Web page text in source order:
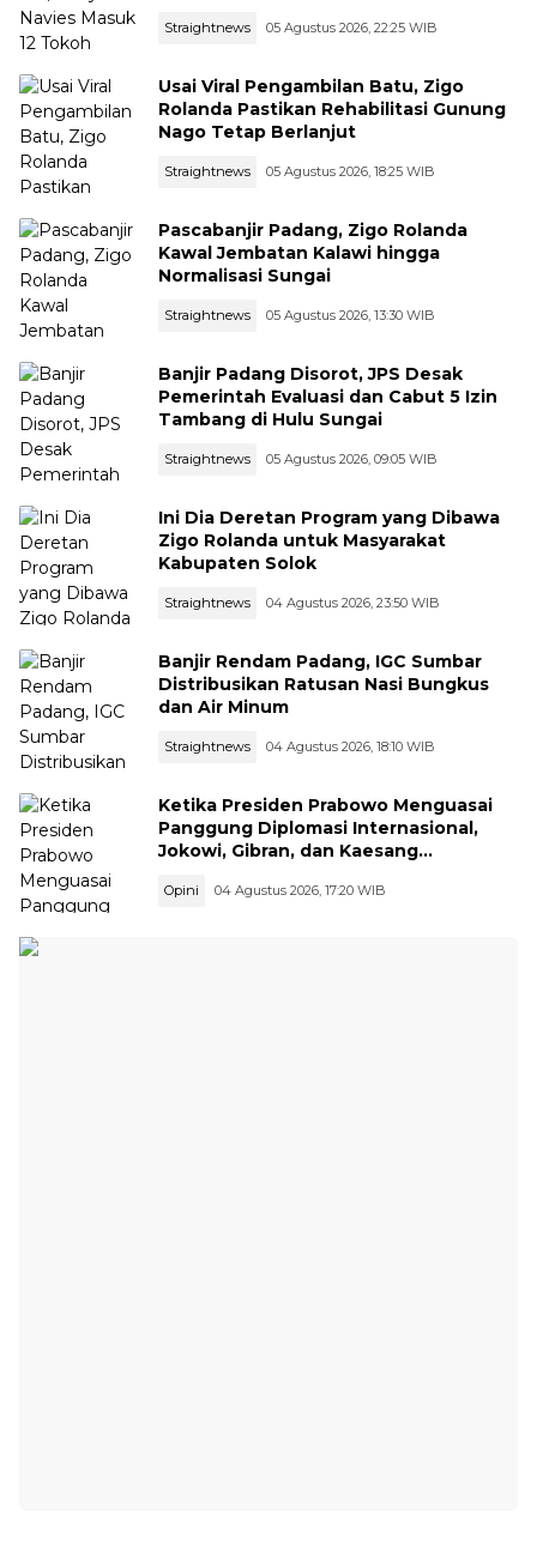
Straightnews 05 Agustus 2026, 22:25 WIB
Usai Viral Pengambilan Batu, Zigo
Rolanda Pastikan Rehabilitasi Gunung
Nago Tetap Berlanjut
Straightnews 05 Agustus 2026, 18:25 WIB
Pascabanjir Padang, Zigo Rolanda
Kawal Jembatan Kalawi hingga
Normalisasi Sungai
Straightnews 05 Agustus 2026, 13:30 WIB
Banjir Padang Disorot, JPS Desak
Pemerintah Evaluasi dan Cabut 5 Izin
Tambang di Hulu Sungai
Straightnews 05 Agustus 2026, 09:05 WIB
Ini Dia Deretan Program yang Dibawa
Zigo Rolanda untuk Masyarakat
Kabupaten Solok
Straightnews 04 Agustus 2026, 23:50 WIB
Banjir Rendam Padang, IGC Sumbar
Distribusikan Ratusan Nasi Bungkus
dan Air Minum
Straightnews 04 Agustus 2026, 18:10 WIB
Ketika Presiden Prabowo Menguasai
Panggung Diplomasi Internasional,
Jokowi, Gibran, dan Kaesang
Opini 04 Agustus 2026, 17:20 WIB